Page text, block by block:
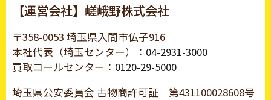
【運営会社】嵯峨野株式会社
〒358-0053 埼玉県入間市仏子916
本社代表（埼玉センター）： 04-2931-3000
買取コールセンター： 0120-29-5000
埼玉県公安委員会 古物商許可証 第431100028608号